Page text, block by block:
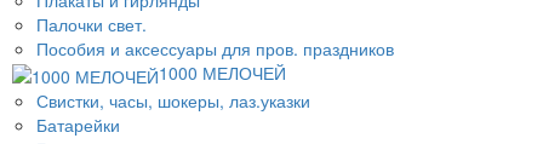
Палочки свет.
Пособия и аксессуары для пров. праздников
1000 МЕЛОЧЕЙ
Свистки, часы, шокеры, лаз.указки
Батарейки